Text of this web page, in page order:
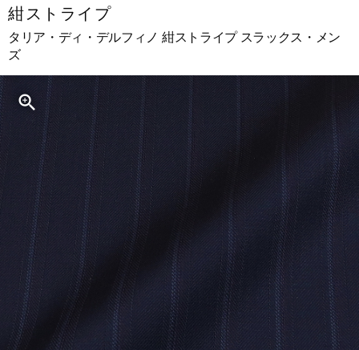
紺ストライプ
タリア・ディ・デルフィノ 紺ストライプ スラックス・メン
ズ
zoom_in